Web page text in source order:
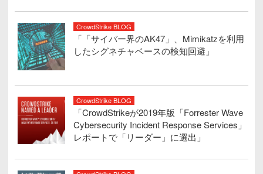
CrowdStrike BLOG
「「サイバー界のAK47」、Mimikatzを利用
したシグネチャベースの検知回避」
CrowdStrike BLOG
「CrowdStrikeが2019年版「Forrester Wave
Cybersecurity Incident Response Services」
レポートで「リーダー」に選出」